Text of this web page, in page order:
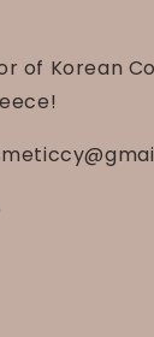
of Korean